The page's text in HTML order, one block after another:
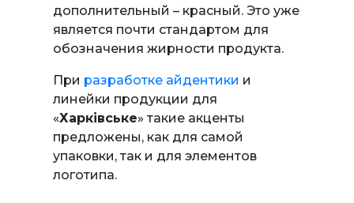
дополнительный – красный. Это уже
является почти стандартом для
обозначения жирности продукта.
При разработке айдентики и
линейки продукции для
«Харківське» такие акценты
предложены, как для самой
упаковки, так и для элементов
логотипа.